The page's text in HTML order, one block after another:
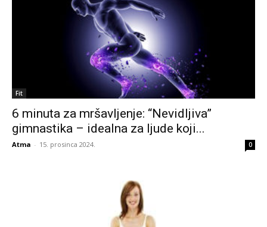
Fit
6 minuta za mršavljenje: “Nevidljiva”
gimnastika – idealna za ljude koji...
Atma - 15. prosinca 2024. 0